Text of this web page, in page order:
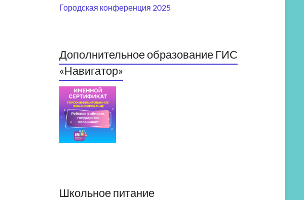
Городская конференция 2025
Дополнительное образование ГИС
«Навигатор»
Школьное питание